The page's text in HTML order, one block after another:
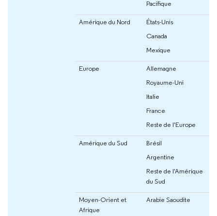
Pacifique
Amérique du Nord
États-Unis
Canada
Mexique
Europe
Allemagne
Royaume-Uni
Italie
France
Reste de l'Europe
Amérique du Sud
Brésil
Argentine
Reste de l'Amérique
du Sud
Moyen-Orient et
Afrique
Arabie Saoudite